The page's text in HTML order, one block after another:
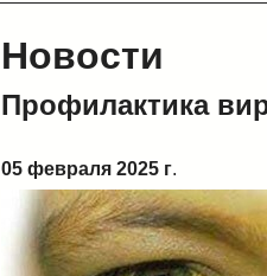
Новости
Профилактика
05 февраля 2025 г.